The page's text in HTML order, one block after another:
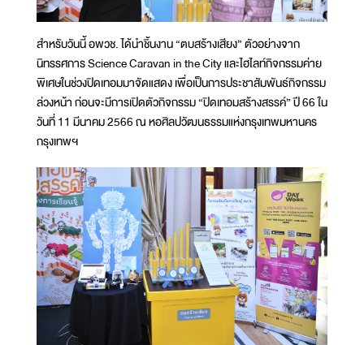
สำหรับวันนี้ อพวช. ได้นำชิ้นงาน “ตบสร้างเสียง” ตัวอย่างจาก
นิทรรศการ Science Caravan in the City และไฮไลท์กิจกรรมค่าย
พิเศษในช่วงปิดเทอมมาจัดแสดง เพื่อเป็นการประชาสัมพันธ์กิจกรรม
ล่วงหน้า ก่อนจะมีการเปิดตัวกิจกรรม “ปิดเทอมสร้างสรรค์” ปี 66 ใน
วันที่ 11 มีนาคม 2566 ณ หอศิลปวัฒนธรรมแห่งกรุงเทพมหานคร
กรุงเทพฯ